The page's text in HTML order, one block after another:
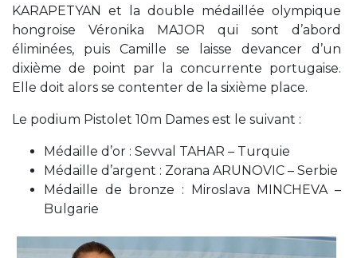
KARAPETYAN et la double médaillée olympique
hongroise Véronika MAJOR qui sont d’abord
éliminées, puis Camille se laisse devancer d’un
dixième de point par la concurrente portugaise.
Elle doit alors se contenter de la sixième place.
Le podium Pistolet 10m Dames est le suivant :
Médaille d’or : Sevval TAHAR – Turquie
Médaille d’argent : Zorana ARUNOVIC – Serbie
Médaille de bronze : Miroslava MINCHEVA –
Bulgarie